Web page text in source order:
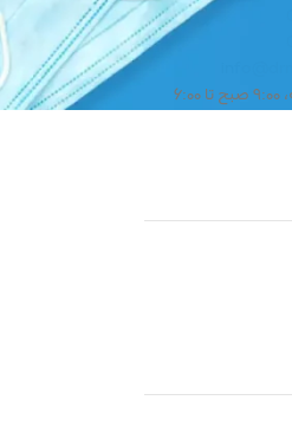
شنبه تا پنج‌شنبه، ۹:۰۰ صبح تا ۶:۰۰